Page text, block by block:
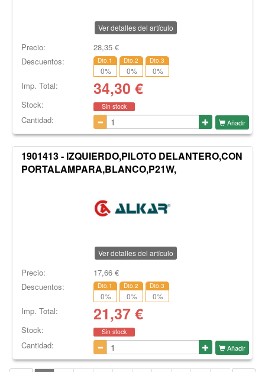
Ver detalles del artículo
Precio: 28,35€
Descuentos:
Dto.1
0%
Dto.2
0%
Dto.3
0%
Imp. Total: 34,30 €
Stock: Sin stock
Cantidad: Añadir
1901413 - IZQUIERDO,PILOTO DELANTERO,CON
PORTALAMPARA,BLANCO,P21W,
Ver detalles del artículo
Precio: 17,66€
Descuentos:
Dto.1
0%
Dto.2
0%
Dto.3
0%
Imp. Total: 21,37€
Stock: Sin stock
Cantidad: Añadir